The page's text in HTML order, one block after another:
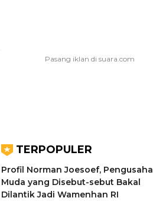
TERPOPULER
Profil Norman Joesoef, Pengusaha
Muda yang Disebut-sebut Bakal
Dilantik Jadi Wamenhan RI